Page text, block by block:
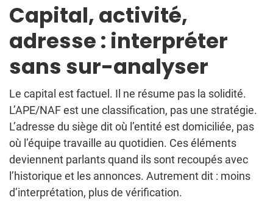
Capital, activité,
adresse : interpréter
sans sur-analyser
Le capital est factuel. Il ne résume pas la solidité.
L’APE/NAF est une classification, pas une stratégie.
L’adresse du siège dit où l’entité est domiciliée, pas
où l’équipe travaille au quotidien. Ces éléments
deviennent parlants quand ils sont recoupés avec
l’historique et les annonces. Autrement dit : moins
d’interprétation, plus de vérification.